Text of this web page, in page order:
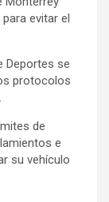
evitar el
Deportes se
protocolos
de
e
su vehículo